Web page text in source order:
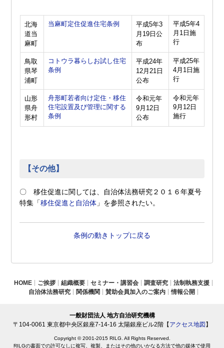
北海
道当
麻町
当麻町定住促進住宅条例
平成5年3
月19日公
布
平成5年4
月1日施
行
鳥取
県琴
浦町
コトウラ暮らしお試し住宅
条例
平成24年
12月21日
公布
平成25年
4月1日施
行
山形
県舟
形村
舟形町若者向け定住・移住
住宅設置及び管理に関する
条例
令和元年
9月12日
公布
令和元年
9月12日
施行
【その他】
〇 移住促進に関しては、自治体法務研究２０１６年夏号
特集「移住促進と自治体 」を参照されたい。
条例の動きトップに戻る
HOME ご挨拶 組織概要 セミナー・講習会 調査研究
法制執務支援
自治体法務研究
関係機関 賛助会員加入のご案内 情報公開
一般財団法人 地方自治研究機構
〒104-0061 東京都中央区銀座7-14-16 太陽銀座ビル2階【 アクセス地図 】
Copyright © 2001-2015 RILG. All Rights Reserved.
RILGの書面での許可なしに複写、複製、またはその他のいかなる方法で他の媒体で使用